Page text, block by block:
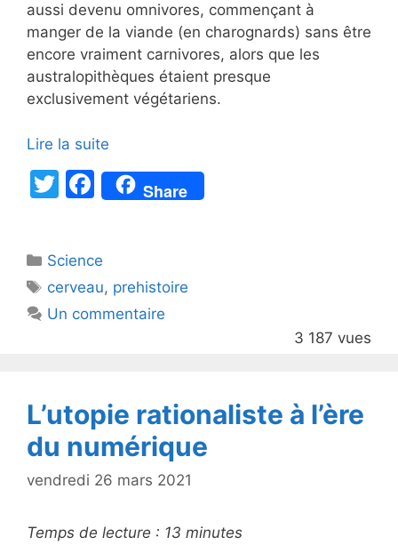
aussi devenu omnivores, commençant à
manger de la viande (en charognards) sans être
encore vraiment carnivores, alors que les
australopithèques étaient presque
exclusivement végétariens.
Lire la suite
T
er
F
a
e
b
o
Share
Catégories
Science
Étiquettes
cerveau, prehistoire
Un commentaire
3 187 vues
L’utopie rationaliste à l’ère
du numérique
vendredi 26 mars 2021
Temps de lecture : 13 minutes